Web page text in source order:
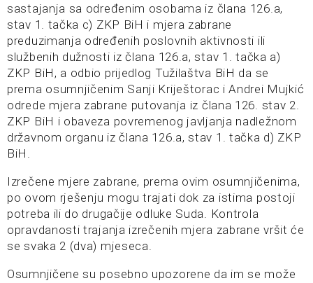
sastajanja sa određenim osobama iz člana 126.a,
stav 1. tačka c) ZKP BiH i mjera zabrane
preduzimanja određenih poslovnih aktivnosti ili
službenih dužnosti iz člana 126.a, stav 1. tačka a)
ZKP BiH, a odbio prijedlog Tužilaštva BiH da se
prema osumnjičenim Sanji Kriještorac i Andrei Mujkić
odrede mjera zabrane putovanja iz člana 126. stav 2.
ZKP BiH i obaveza povremenog javljanja nadležnom
državnom organu iz člana 126.a, stav 1. tačka d) ZKP
BiH.
Izrečene mjere zabrane, prema ovim osumnjičenima,
po ovom rješenju mogu trajati dok za istima postoji
potreba ili do drugačije odluke Suda. Kontrola
opravdanosti trajanja izrečenih mjera zabrane vršit će
se svaka 2 (dva) mjeseca.
Osumnjičene su posebno upozorene da im se može